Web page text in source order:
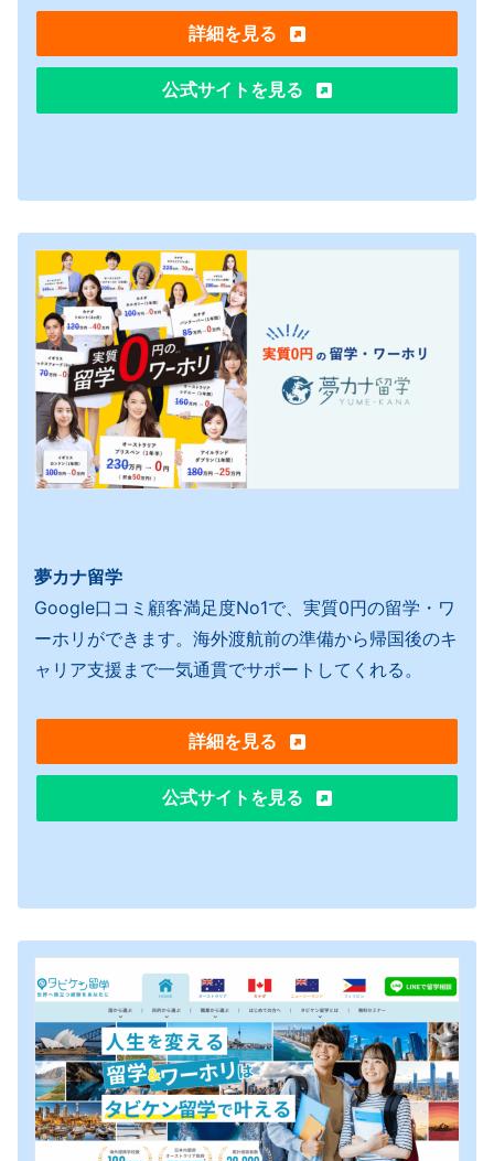
詳細を見る
公式サイトを見る
夢カナ留学
Google口コミ顧客満足度No1で、実質0円の留学・ワ
ーホリができます。海外渡航前の準備から帰国後のキ
ャリア支援まで一気通貫でサポートしてくれる。
詳細を見る
公式サイトを見る